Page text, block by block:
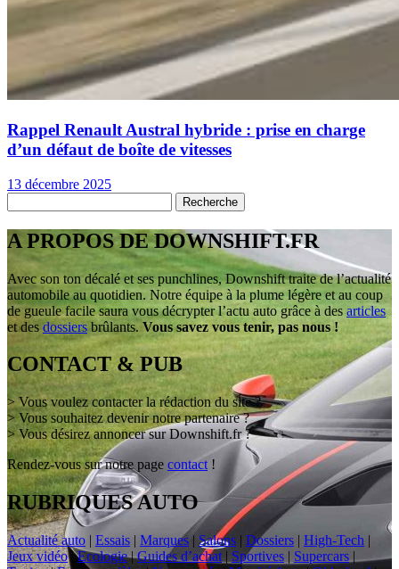
Rappel Renault Austral hybride : prise en charge
d’un défaut de boîte de vitesses
13 décembre 2025
A PROPOS DE DOWNSHIFT.FR
Avec son ton décalé et ses punchlines, Downshift traite de l’actualité
automobile au quotidien. Notre équipe à la plume légère et au coup
de gueule facile saura vous décrypter l’actu auto grâce à des articles
et des dossiers brûlants. Vous savez vous tenir, pas nous !
CONTACT & PUB
> Vous voulez contacter la rédaction du site ?
> Vous souhaitez devenir notre partenaire ?
> Vous désirez annoncer sur Downshift.fr ?
Rendez-vous sur notre page contact !
RUBRIQUES AUTO
Actualité auto | Essais | Marques |Salons | Dossiers | High-Tech |
Jeux vidéo|Ecologie|Guides d’achat | Sportives | Supercars |